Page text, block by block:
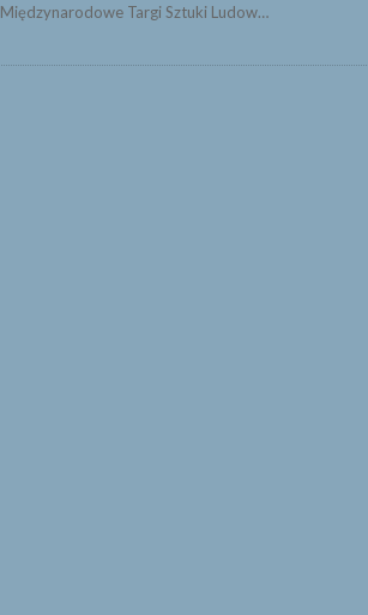
Targi Sztuki Ludow…